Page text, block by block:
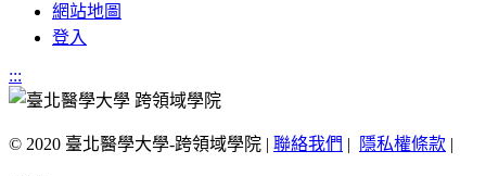
網站地圖
登入
:::
© 2020 臺北醫學大學-跨領域學院 | 聯絡我們 | 隱私權條款 |